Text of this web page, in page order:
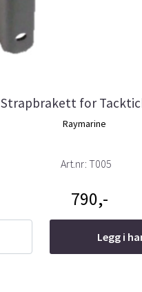
Strapbrakett for
Raymarine
Art.nr: T005
790,-
Legg i